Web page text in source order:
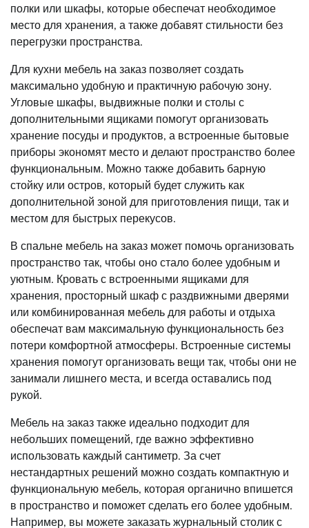
полки или шкафы, которые обеспечат необходимое
место для хранения, а также добавят стильности без
перегрузки пространства.
Для кухни мебель на заказ позволяет создать
максимально удобную и практичную рабочую зону.
Угловые шкафы, выдвижные полки и столы с
дополнительными ящиками помогут организовать
хранение посуды и продуктов, а встроенные бытовые
приборы экономят место и делают пространство более
функциональным. Можно также добавить барную
стойку или остров, который будет служить как
дополнительной зоной для приготовления пищи, так и
местом для быстрых перекусов.
В спальне мебель на заказ может помочь организовать
пространство так, чтобы оно стало более удобным и
уютным. Кровать с встроенными ящиками для
хранения, просторный шкаф с раздвижными дверями
или комбинированная мебель для работы и отдыха
обеспечат вам максимальную функциональность без
потери комфортной атмосферы. Встроенные системы
хранения помогут организовать вещи так, чтобы они не
занимали лишнего места, и всегда оставались под
рукой.
Мебель на заказ также идеально подходит для
небольших помещений, где важно эффективно
использовать каждый сантиметр. За счет
нестандартных решений можно создать компактную и
функциональную мебель, которая органично впишется
в пространство и поможет сделать его более удобным.
Например, вы можете заказать журнальный столик с